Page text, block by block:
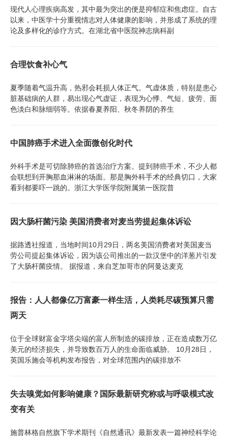
现代人心理疾病高发，其中最为突出的便是抑郁症和焦虑症。自古
以来，中医学十分重视情志对人体健康的影响，并形成了系统的理
论及多样化的诊疗方式。在湖北省中医院神志病科副
合理饮食补心气
夏季随着气温升高，热邪会耗损人体正气。气虚体质，特别是患心
脏基础病的人群，易出现心气虚证，表现为心悸、气短、疲劳、面
色淡白和脉细弱等。依据春夏养阳、秋冬养阴的养生
中国肺癌手术进入全面微创化时代
外科手术是可切除肺癌的首选治疗方案。提到肺癌手术，不少人都
会联想到开胸那血淋淋的场面。那是胸外科手术的经典切口，大家
看到都要吓一跳的。浙江大学医学院附属第一医院普
因大肠杆菌污染 美国消费者对麦当劳提起集体诉讼
据路透社报道，当地时间10月29日，两名美国消费者对美国麦当
劳公司提起集体诉讼，因为该公司推出的一款汉堡中的洋葱片引发
了大肠杆菌疫情。 据报道，来自芝加哥市的阿曼达麦克
报告：人人都像亿万富豪一样生活，人类耗尽碳预算只需
两天
位于全球财富金字塔尖端的富人所制造的碳排放，正在造成数万亿
美元的经济损失，并导致数百万人的生命面临威胁。 10月28日，
英国乐施会等机构发布报告，对全球范围内的碳排放不
失去嗅觉如何影响健康？国际最新研究称或与呼吸模式改
变有关
施普林格自然旗下学术期刊《自然通讯》最新发表一篇神经科学论